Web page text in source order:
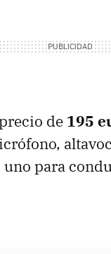
de 195
para